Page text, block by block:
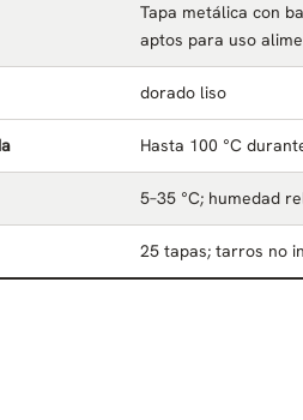
Tapa metálica con
aptos para uso
dorado liso
Hasta 100 °C
5–35 °C; humedad
25 tapas; tarros no